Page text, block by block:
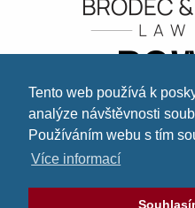
Tento web používá k
analýze návštěvnosti
Používáním webu s tím
Více informací